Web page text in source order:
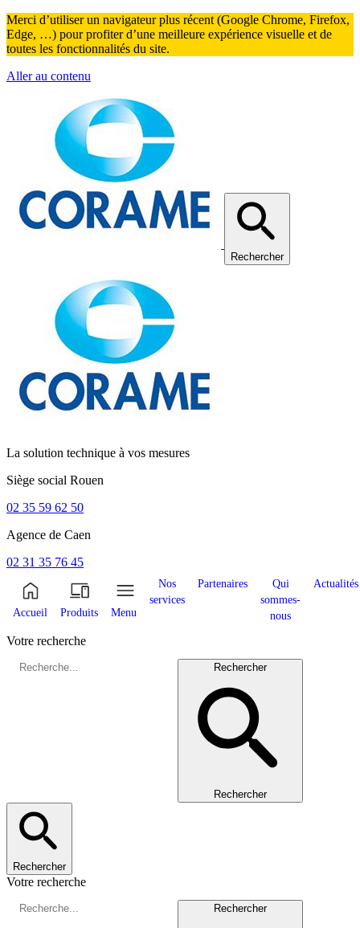
Merci d’utiliser un navigateur plus récent (Google Chrome, Firefox,
Edge, …) pour profiter d’une meilleure expérience visuelle et de
toutes les fonctionnalités du site.
Aller au contenu
Rechercher
La solution technique à vos mesures
Siège social Rouen
02 35 59 62 50
Agence de Caen
02 31 35 76 45
Accueil Produits Menu
Nos
services
Partenaires
Qui
sommes-
nous
Actualités
Votre recherche
Rechercher
Rechercher
Rechercher
Votre recherche
Rechercher